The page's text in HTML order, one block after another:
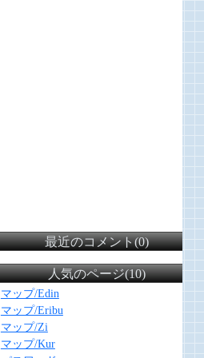
最近のコメント(0)
人気のページ(10)
マップ/Edin
マップ/Eribu
マップ/Zi
マップ/Kur